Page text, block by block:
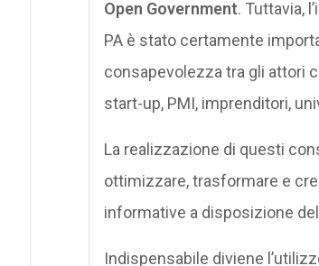
Open Government. Tuttavia,
PA è stato certamente
consapevolezza tra gli attori
start-up, PMI, imprenditori,
La realizzazione di questi
ottimizzare, trasformare e
informative a disposizione
Indispensabile diviene